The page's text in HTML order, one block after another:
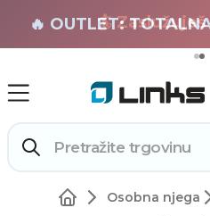
🏄
🔥 OUTLET:
Osobna njega